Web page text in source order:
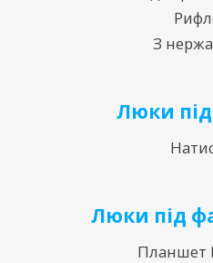
З
Люки
Люки під
Планшет